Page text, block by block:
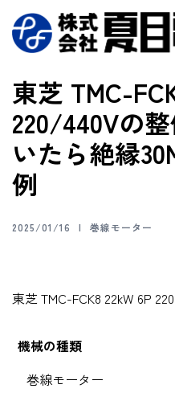
東芝 TMC-
220/440Vの
いたら絶縁
例
2025/01/16 巻線モーター
東芝 TMC-FCK8 22kW 6P
機械の種類
巻線モーター